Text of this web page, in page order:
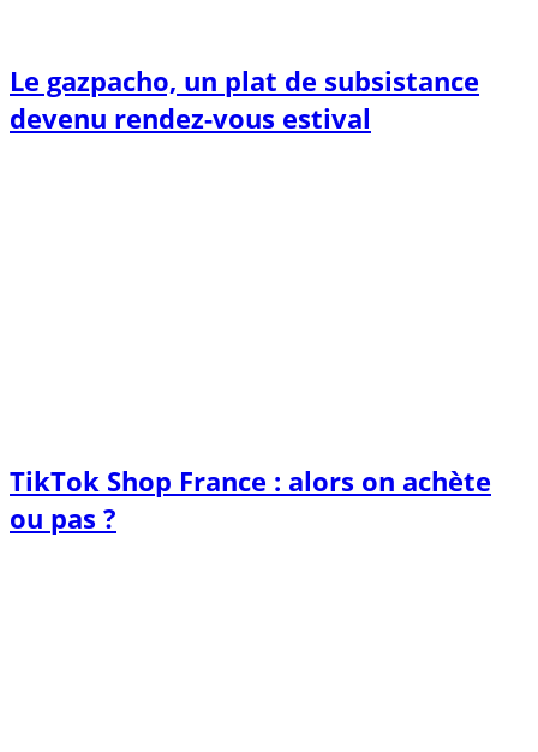
Le gazpacho, un plat de subsistance
devenu rendez-vous estival
TikTok Shop France : alors on achète
ou pas ?